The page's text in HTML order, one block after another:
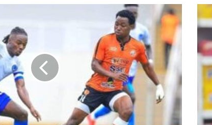
خبر
غير
سار
لـ(كابتن
الهلال)